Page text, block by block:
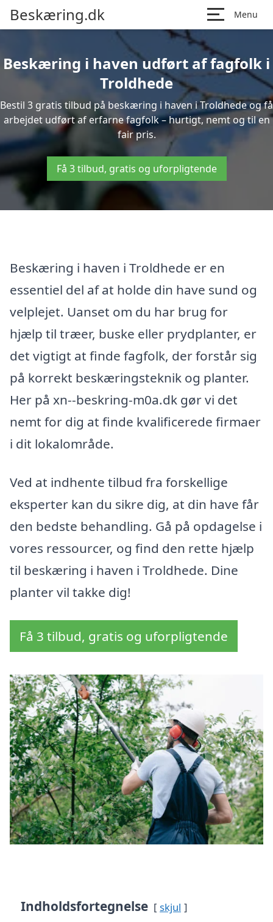
Beskæring.dk Menu
Beskæring i haven udført af fagfolk i
Troldhede
Bestil 3 gratis tilbud på beskæring i haven i Troldhede og få
arbejdet udført af erfarne fagfolk – hurtigt, nemt og til en
fair pris.
Få 3 tilbud, gratis og uforpligtende
Beskæring i haven i Troldhede er en
essentiel del af at holde din have sund og
velplejet. Uanset om du har brug for
hjælp til træer, buske eller prydplanter, er
det vigtigt at finde fagfolk, der forstår sig
på korrekt beskæringsteknik og planter.
Her på xn--beskring-m0a.dk gør vi det
nemt for dig at finde kvalificerede firmaer
i dit lokalområde.
Ved at indhente tilbud fra forskellige
eksperter kan du sikre dig, at din have får
den bedste behandling. Gå på opdagelse i
vores ressourcer, og find den rette hjælp
til beskæring i haven i Troldhede. Dine
planter vil takke dig!
Få 3 tilbud, gratis og uforpligtende
Indholdsfortegnelse skjul